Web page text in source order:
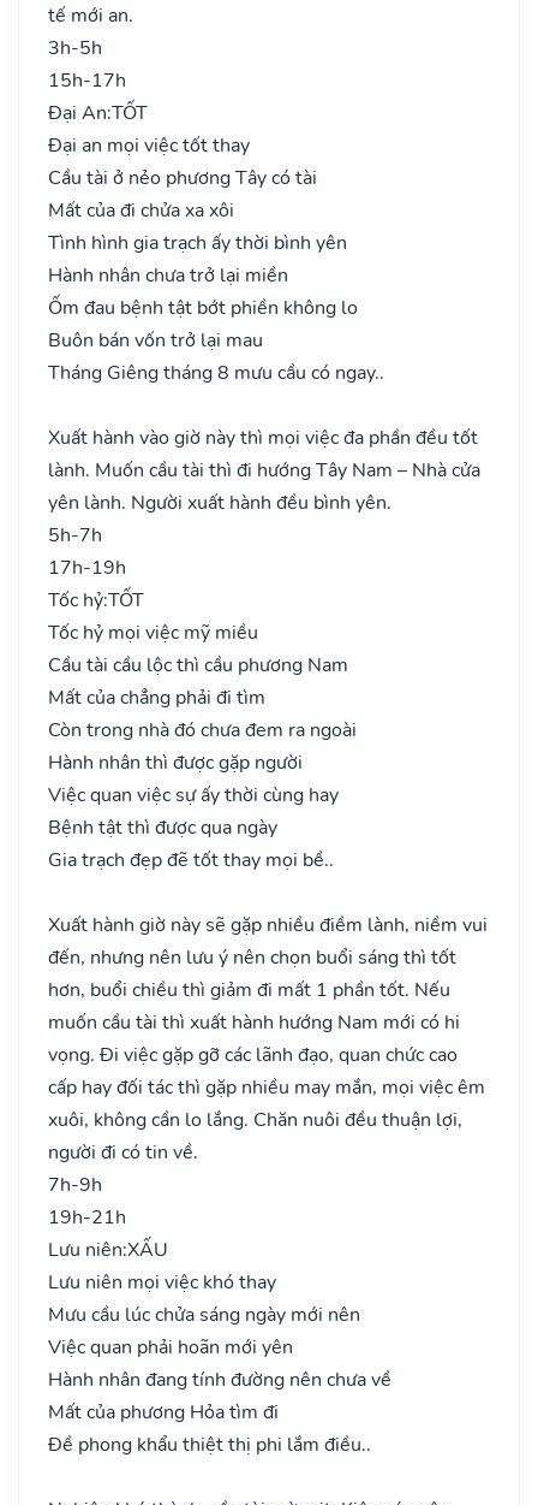
tế mới an.
3h-5h
15h-17h
Đại An:TỐT
Đại an mọi việc tốt thay
Cầu tài ở nẻo phương Tây có tài
Mất của đi chửa xa xôi
Tình hình gia trạch ấy thời bình yên
Hành nhân chưa trở lại miền
Ốm đau bệnh tật bớt phiền không lo
Buôn bán vốn trở lại mau
Tháng Giêng tháng 8 mưu cầu có ngay..
Xuất hành vào giờ này thì mọi việc đa phần đều tốt
lành. Muốn cầu tài thì đi hướng Tây Nam – Nhà cửa
yên lành. Người xuất hành đều bình yên.
5h-7h
17h-19h
Tốc hỷ:TỐT
Tốc hỷ mọi việc mỹ miều
Cầu tài cầu lộc thì cầu phương Nam
Mất của chẳng phải đi tìm
Còn trong nhà đó chưa đem ra ngoài
Hành nhân thì được gặp người
Việc quan việc sự ấy thời cùng hay
Bệnh tật thì được qua ngày
Gia trạch đẹp đẽ tốt thay mọi bề..
Xuất hành giờ này sẽ gặp nhiều điềm lành, niềm vui
đến, nhưng nên lưu ý nên chọn buổi sáng thì tốt
hơn, buổi chiều thì giảm đi mất 1 phần tốt. Nếu
muốn cầu tài thì xuất hành hướng Nam mới có hi
vọng. Đi việc gặp gỡ các lãnh đạo, quan chức cao
cấp hay đối tác thì gặp nhiều may mắn, mọi việc êm
xuôi, không cần lo lắng. Chăn nuôi đều thuận lợi,
người đi có tin về.
7h-9h
19h-21h
Lưu niên:XẤU
Lưu niên mọi việc khó thay
Mưu cầu lúc chửa sáng ngày mới nên
Việc quan phải hoãn mới yên
Hành nhân đang tính đường nên chưa về
Mất của phương Hỏa tìm đi
Đề phong khẩu thiệt thị phi lắm điều..